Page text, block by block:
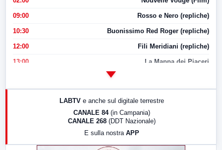
09:00 Rosso e Nero (repliche)
10:30 Buonissimo Red Roger (repliche)
12:00 Fili Meridiani (repliche)
13:00 La Mappa dei Piaceri
LABTV e anche sul digitale terrestre
CANALE 84 (in Campania)
CANALE 268 (DDT Nazionale)
E sulla nostra APP